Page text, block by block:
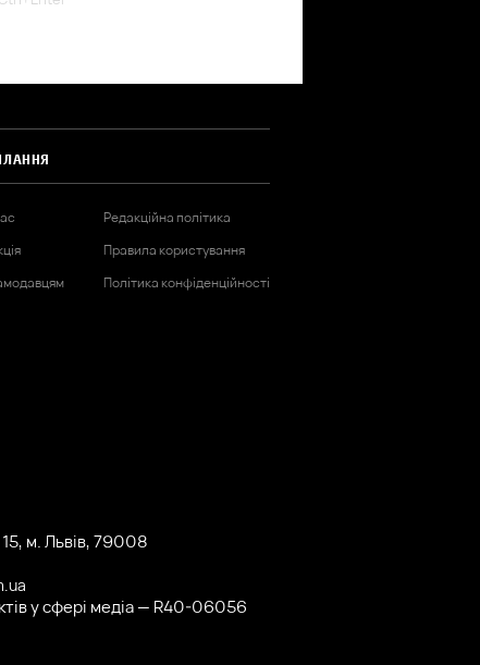
Редакційна політика
Правила користування
Політика конфіденційності
м. Львів, 79008
у сфері медіа — R40-06056